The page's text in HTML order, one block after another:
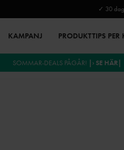
✓ 30
KAMPANJ PRODUKTTIPS
SOMMAR-DEALS PÅGÅR! |› SE HÄR|